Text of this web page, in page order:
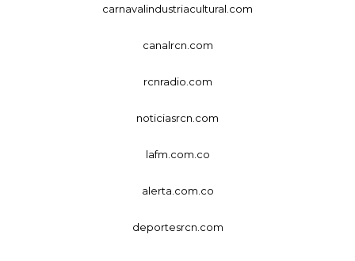
carnavalindustriacultural.com
canalrcn.com
rcnradio.com
noticiasrcn.com
lafm.com.co
alerta.com.co
deportesrcn.com